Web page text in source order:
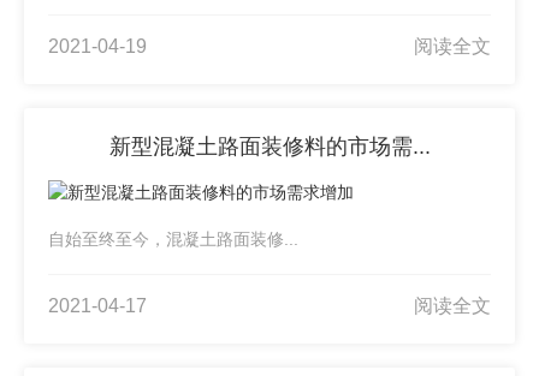
2021-04-19 阅读全文
新型混凝土路面装修料的市场需...
自始至终至今，混凝土路面装修...
2021-04-17 阅读全文